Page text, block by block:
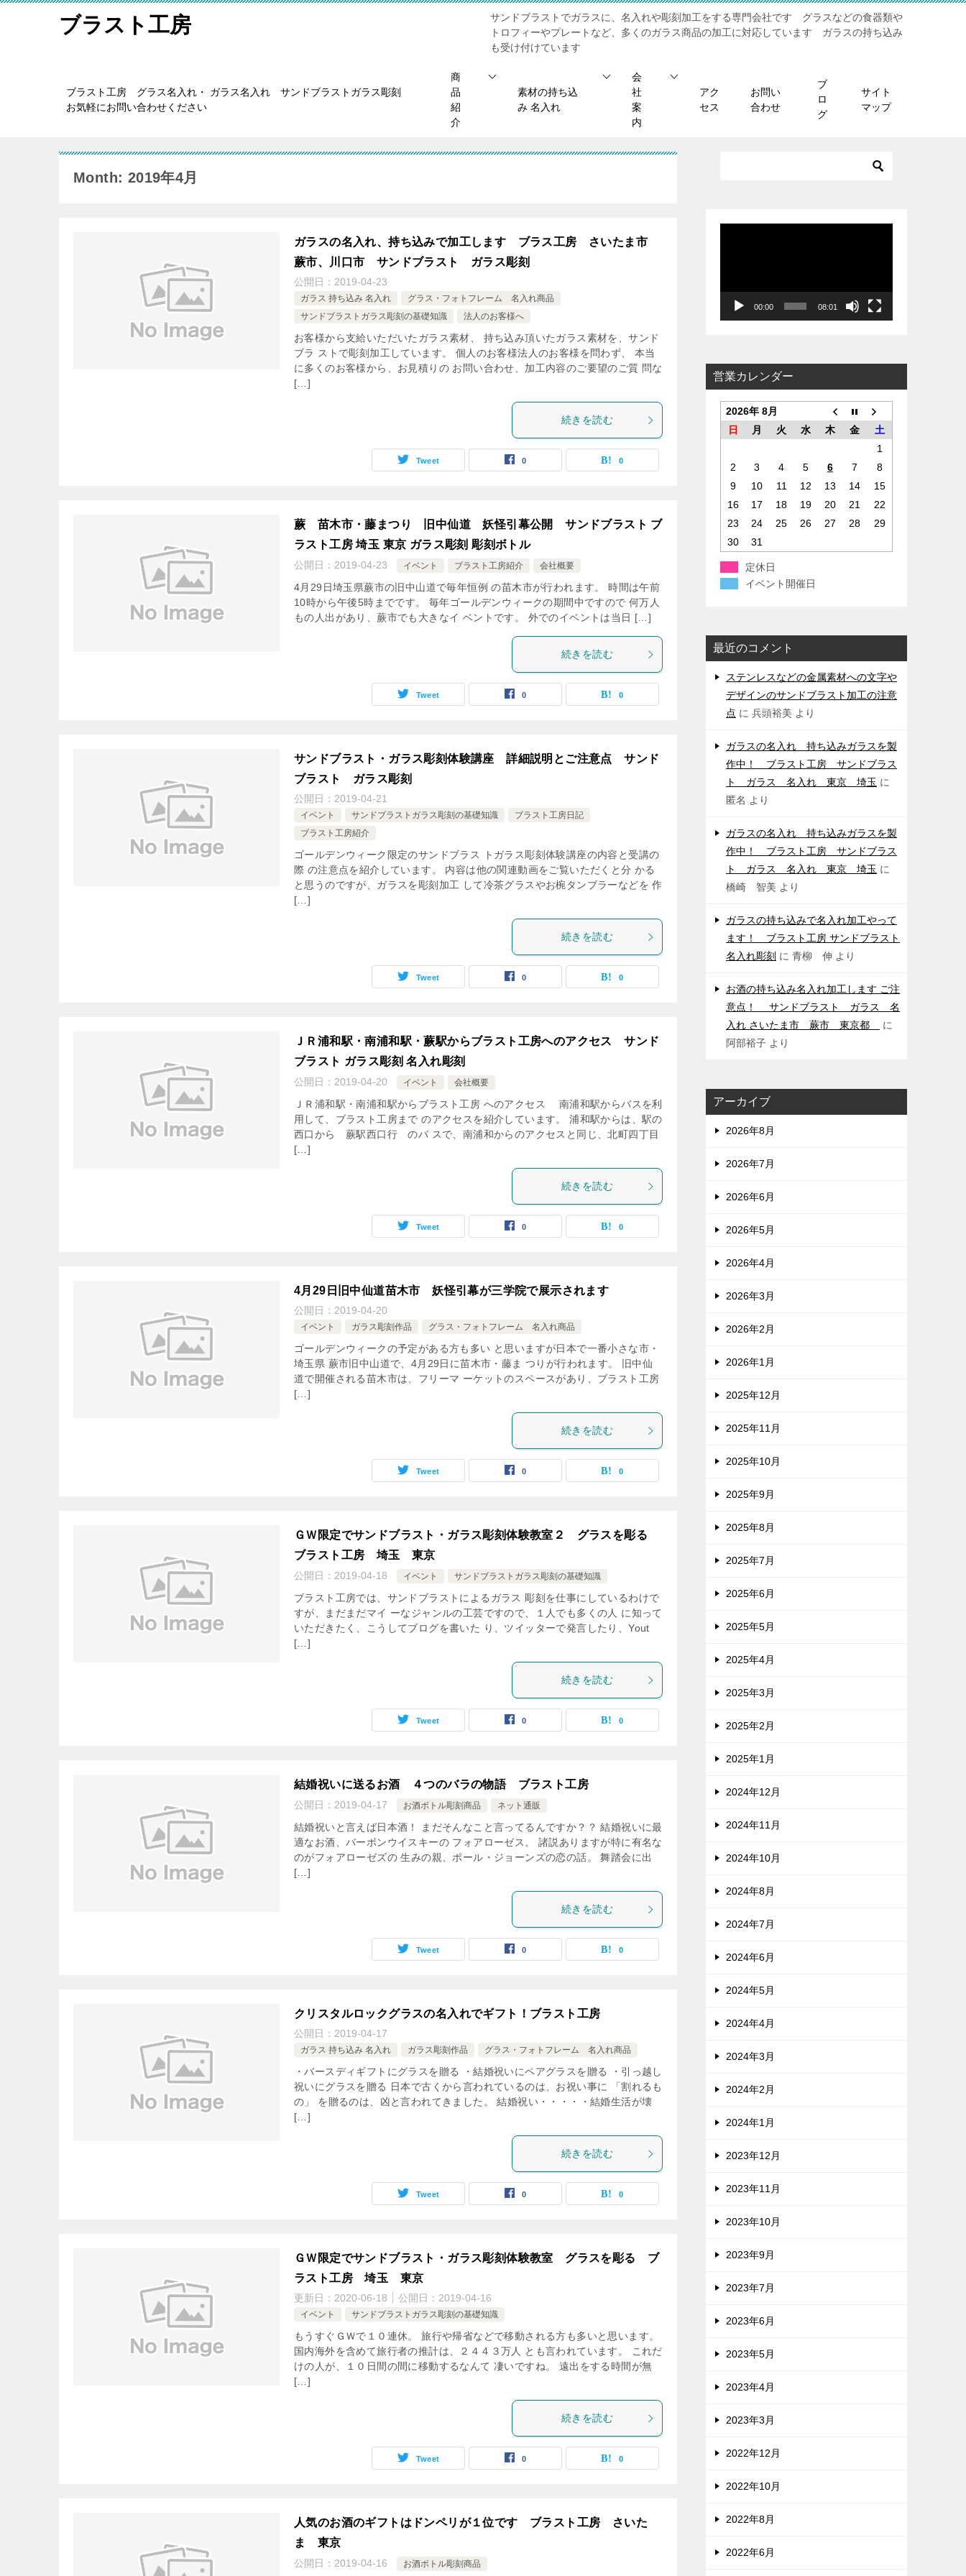
ブラスト工房
サンドブラストでガラスに、名入れや彫刻加工をする専門会社です グラスなどの食器類や
トロフィーやプレートなど、多くのガラス商品の加工に対応しています ガラスの持ち込み
も受け付けています
ブラスト工房 グラス名入れ・ ガラス名入れ サンドブラストガラス彫刻
お気軽にお問い合わせください
商
品
紹
介
素材の持ち込
み 名入れ
会
社
案
内
アク
セス
お問い
合わせ
ブ
ロ
グ
サイト
マップ
Month: 2019年4月
ガラスの名入れ、持ち込みで加工します ブラス工房 さいたま市
蕨市、川口市 サンドブラスト ガラス彫刻
公開日： 2019-04-23
ガラス 持ち込み 名入れ
グラス・フォトフレーム 名入れ商品
サンドブラストガラス彫刻の基礎知識
法人のお客様へ
お客様から支給いただいたガラス素材、 持ち込み頂いたガラス素材を、サンド
ブラ ストで彫刻加工しています。 個人のお客様法人のお客様を問わず、 本当
に多くのお客様から、お見積りの お問い合わせ、加工内容のご要望のご質 問な
[…]
続きを読む
Tweet 0 0
蕨 苗木市・藤まつり 旧中仙道 妖怪引幕公開 サンドブラスト ブ
ラスト工房 埼玉 東京 ガラス彫刻 彫刻ボトル
公開日： 2019-04-23 イベント ブラスト工房紹介 会社概要
4月29日埼玉県蕨市の旧中山道で毎年恒例 の苗木市が行われます。 時間は午前
10時から午後5時までです。 毎年ゴールデンウィークの期間中ですので 何万人
もの人出があり、蕨市でも大きなイ ベントです。 外でのイベントは当日 […]
続きを読む
Tweet 0 0
サンドブラスト・ガラス彫刻体験講座 詳細説明とご注意点 サンド
ブラスト ガラス彫刻
公開日： 2019-04-21
イベント サンドブラストガラス彫刻の基礎知識
ブラスト工房日記
ブラスト工房紹介
ゴールデンウィーク限定のサンドブラス トガラス彫刻体験講座の内容と受講の
際 の注意点を紹介しています。 内容は他の関連動画をご覧いただくと分 かる
と思うのですが、ガラスを彫刻加工 して冷茶グラスやお椀タンブラーなどを 作
[…]
続きを読む
Tweet 0 0
ＪＲ浦和駅・南浦和駅・蕨駅からブラスト工房へのアクセス サンド
ブラスト ガラス彫刻 名入れ彫刻
公開日： 2019-04-20 イベント 会社概要
ＪＲ浦和駅・南浦和駅からブラスト工房 へのアクセス 南浦和駅からバスを利
用して、ブラスト工房まで のアクセスを紹介しています。 浦和駅からは、駅の
西口から 蕨駅西口行 のバ スで、南浦和からのアクセスと同じ、北町四丁目
[…]
続きを読む
Tweet 0 0
4月29日旧中仙道苗木市 妖怪引幕が三学院で展示されます
公開日： 2019-04-20
イベント ガラス彫刻作品 グラス・フォトフレーム 名入れ商品
ゴールデンウィークの予定がある方も多い と思いますが日本で一番小さな市・
埼玉県 蕨市旧中山道で、4月29日に苗木市・藤ま つりが行われます。 旧中仙
道で開催される苗木市は、フリーマ ーケットのスペースがあり、ブラスト工房
[…]
続きを読む
Tweet 0 0
ＧＷ限定でサンドブラスト・ガラス彫刻体験教室２ グラスを彫る
ブラスト工房 埼玉 東京
公開日： 2019-04-18 イベント サンドブラストガラス彫刻の基礎知識
ブラスト工房では、サンドブラストによるガラス 彫刻を仕事にしているわけで
すが、まだまだマイ ーなジャンルの工芸ですので、１人でも多くの人 に知って
いただきたく、こうしてブログを書いた り、ツイッターで発言したり、Yout
[…]
続きを読む
Tweet 0 0
結婚祝いに送るお酒 ４つのバラの物語 ブラスト工房
公開日： 2019-04-17 お酒ボトル彫刻商品 ネット通販
結婚祝いと言えば日本酒！ まだそんなこと言ってるんですか？？ 結婚祝いに最
適なお酒、バーボンウイスキーの フォアローゼス。 諸説ありますが特に有名な
のがフォアローゼズの 生みの親、ポール・ジョーンズの恋の話。 舞踏会に出
[…]
続きを読む
Tweet 0 0
クリスタルロックグラスの名入れでギフト！ブラスト工房
公開日： 2019-04-17
ガラス 持ち込み 名入れ ガラス彫刻作品 グラス・フォトフレーム 名入れ商品
・バースディギフトにグラスを贈る ・結婚祝いにペアグラスを贈る ・引っ越し
祝いにグラスを贈る 日本で古くから言われているのは、お祝い事に 「割れるも
の」 を贈るのは、凶と言われてきました。 結婚祝い・・・・・結婚生活が壊
[…]
続きを読む
Tweet 0 0
ＧＷ限定でサンドブラスト・ガラス彫刻体験教室 グラスを彫る ブ
ラスト工房 埼玉 東京
更新日： 2020-06-18 公開日： 2019-04-16
イベント サンドブラストガラス彫刻の基礎知識
もうすぐＧＷで１０連休。 旅行や帰省などで移動される方も多いと思います。
国内海外を含めて旅行者の推計は、２４４３万人 とも言われています。 これだ
けの人が、１０日間の間に移動するなんて 凄いですね。 遠出をする時間が無
[…]
続きを読む
Tweet 0 0
人気のお酒のギフトはドンペリが１位です ブラスト工房 さいた
ま 東京
公開日： 2019-04-16 お酒ボトル彫刻商品
ヤ
00:00 08:01
営業カレンダー
2026年 8月
日
月 火 水 木 金
土
1
2
3 4 5 6 7
8
9
10 11 12 13 14
15
16
17 18 19 20 21
22
23
24 25 26 27 28
29
30
31
定休日
イベント開催日
最近のコメント
ステンレスなどの金属素材への文字や
デザインのサンドブラスト加工の注意
点 に 兵頭裕美 より
ガラスの名入れ 持ち込みガラスを製
作中！ ブラスト工房 サンドブラス
ト ガラス 名入れ 東京 埼玉 に
匿名 より
ガラスの名入れ 持ち込みガラスを製
作中！ ブラスト工房 サンドブラス
ト ガラス 名入れ 東京 埼玉 に
橋崎 智美 より
ガラスの持ち込みで名入れ加工やって
ます！ ブラスト工房 サンドブラスト
名入れ彫刻 に 青柳 伸 より
お酒の持ち込み名入れ加工します ご注
意点！ サンドブラスト ガラス 名
入れ さいたま市 蕨市 東京都
に
阿部裕子 より
アーカイブ
2026年8月
2026年7月
2026年6月
2026年5月
2026年4月
2026年3月
2026年2月
2026年1月
2025年12月
2025年11月
2025年10月
2025年9月
2025年8月
2025年7月
2025年6月
2025年5月
2025年4月
2025年3月
2025年2月
2025年1月
2024年12月
2024年11月
2024年10月
2024年8月
2024年7月
2024年6月
2024年5月
2024年4月
2024年3月
2024年2月
2024年1月
2023年12月
2023年11月
2023年10月
2023年9月
2023年7月
2023年6月
2023年5月
2023年4月
2023年3月
2022年12月
2022年10月
2022年8月
2022年6月